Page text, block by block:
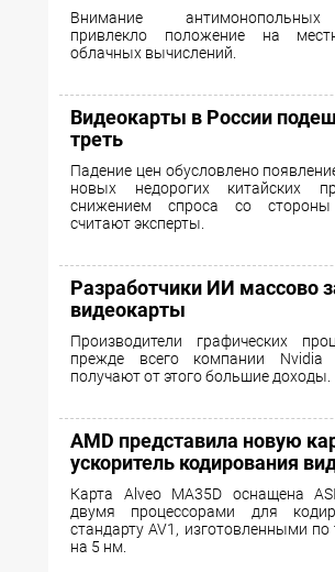
Внимание
привлекло положение на
облачных вычислений.
Видеокарты в России
треть
Падение цен обусловлено
новых недорогих китайских
снижением спроса со стороны
считают эксперты.
Разработчики ИИ массово
видеокарты
Производители графических
прежде всего компании
получают от этого большие доходы.
AMD представила новую
ускоритель кодирования
Карта Alveo MA35D оснащена
двумя процессорами для
стандарту AV1, изготовленными по
на 5 нм.